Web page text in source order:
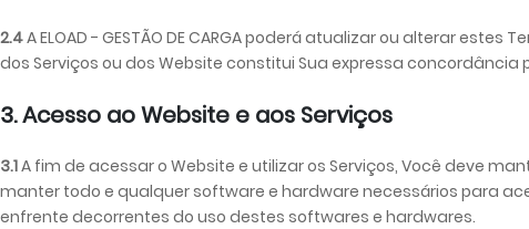
2.4A ELOAD - GESTÃO DE CARGA poderá atualizar ou alterar
dos Serviços ou dos Website constitui Sua expressa
3. Acesso ao Website e aos Serviços
3.1A fim de acessar o Website e utilizar os Serviços, Você deve
manter todo e qualquer software e hardware necessários para
enfrente decorrentes do uso destes softwares e hardwares.